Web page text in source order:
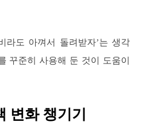
라도 아껴서 돌려받자’는 생각
꾸준히 사용해 둔 것이 도움이
변화 챙기기